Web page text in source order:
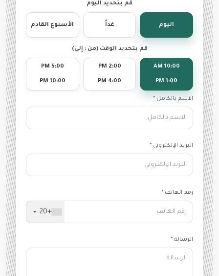
قم بتحديد اليوم
اليوم غداً الأسبوع القادم
قم بتحديد الوقت (من : إلى)
10:00 AM
1:00 PM
2:00 PM
4:00 PM
5:00 PM
10:00 PM
الاسم بالكامل *
البريد الإلكترونى *
رقم الهاتف *
+20
الرسالة *